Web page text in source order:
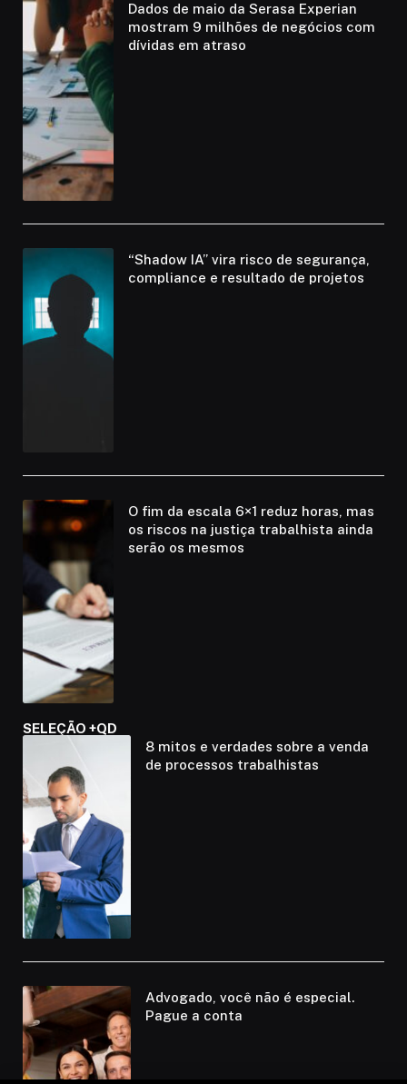
Dados de maio da Serasa Experian
mostram 9 milhões de negócios com
dívidas em atraso
“Shadow IA” vira risco de segurança,
compliance e resultado de projetos
O fim da escala 6×1 reduz horas, mas
os riscos na justiça trabalhista ainda
serão os mesmos
SELEÇÃO +QD
8 mitos e verdades sobre a venda
de processos trabalhistas
Advogado, você não é especial.
Pague a conta